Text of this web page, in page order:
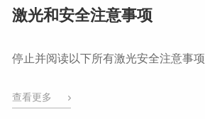
激光和安全注意事项
停止并阅读以下所有激光安全注意事项
查看更多